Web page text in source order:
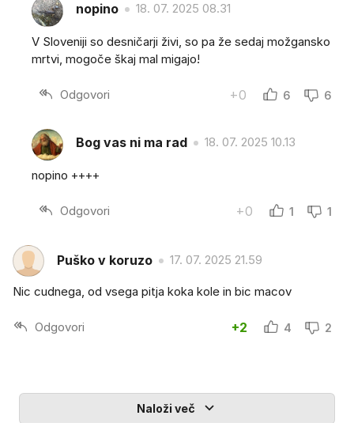
nopino 18. 07. 2025 08.31
V Sloveniji so desničarji živi, so pa že sedaj možgansko
mrtvi, mogoče škaj mal migajo!
Odgovori +0 6 6
Bog vas ni ma rad 18. 07. 2025 10.13
nopino ++++
Odgovori +0 1 1
Puško v koruzo 17. 07. 2025 21.59
Nic cudnega, od vsega pitja koka kole in bic macov
Odgovori +2 4 2
Naloži več